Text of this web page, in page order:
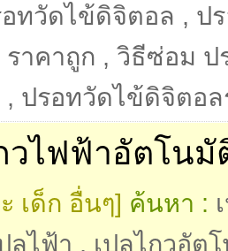
ทวัดไข้ดิจิตอล , ป
าคาถูก , วิธีซ่อม ป
, ปรอทวัดไข้ดิจิตอล
วไฟฟ้าอัตโนมั
เด็ก อื่นๆ] ค้นหา :
ลไฟ้า , เปลไกวอัต